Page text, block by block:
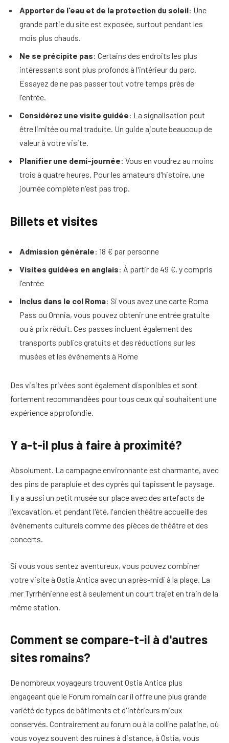
Apporter de l'eau et de la protection du soleil: Une
grande partie du site est exposée, surtout pendant les
mois plus chauds.
Ne se précipite pas: Certains des endroits les plus
intéressants sont plus profonds à l'intérieur du parc.
Essayez de ne pas passer tout votre temps près de
l'entrée.
Considérez une visite guidée: La signalisation peut
être limitée ou mal traduite. Un guide ajoute beaucoup de
valeur à votre visite.
Planifier une demi-journée: Vous en voudrez au moins
trois à quatre heures. Pour les amateurs d'histoire, une
journée complète n'est pas trop.
Billets et visites
Admission générale: 18 € par personne
Visites guidées en anglais: À partir de 49 €, y compris
l'entrée
Inclus dans le col Roma: Si vous avez une carte Roma
Pass ou Omnia, vous pouvez obtenir une entrée gratuite
ou à prix réduit. Ces passes incluent également des
transports publics gratuits et des réductions sur les
musées et les événements à Rome
Des visites privées sont également disponibles et sont
fortement recommandées pour tous ceux qui souhaitent une
expérience approfondie.
Y a-t-il plus à faire à proximité?
Absolument. La campagne environnante est charmante, avec
des pins de parapluie et des cyprès qui tapissent le paysage.
Il y a aussi un petit musée sur place avec des artefacts de
l'excavation, et pendant l'été, l'ancien théâtre accueille des
événements culturels comme des pièces de théâtre et des
concerts.
Si vous vous sentez aventureux, vous pouvez combiner
votre visite à Ostia Antica avec un après-midi à la plage. La
mer Tyrrhénienne est à seulement un court trajet en train de la
même station.
Comment se compare-t-il à d'autres
sites romains?
De nombreux voyageurs trouvent Ostia Antica plus
engageant que le Forum romain car il offre une plus grande
variété de types de bâtiments et d'intérieurs mieux
conservés. Contrairement au forum ou à la colline palatine, où
vous voyez souvent des ruines à distance, à Ostia, vous